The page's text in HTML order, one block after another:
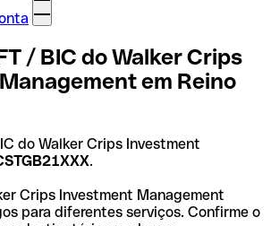
/ BIC do Walker Crips
em Reino
do Walker Crips Investment
.
Crips Investment Management
para diferentes serviços. Confirme o